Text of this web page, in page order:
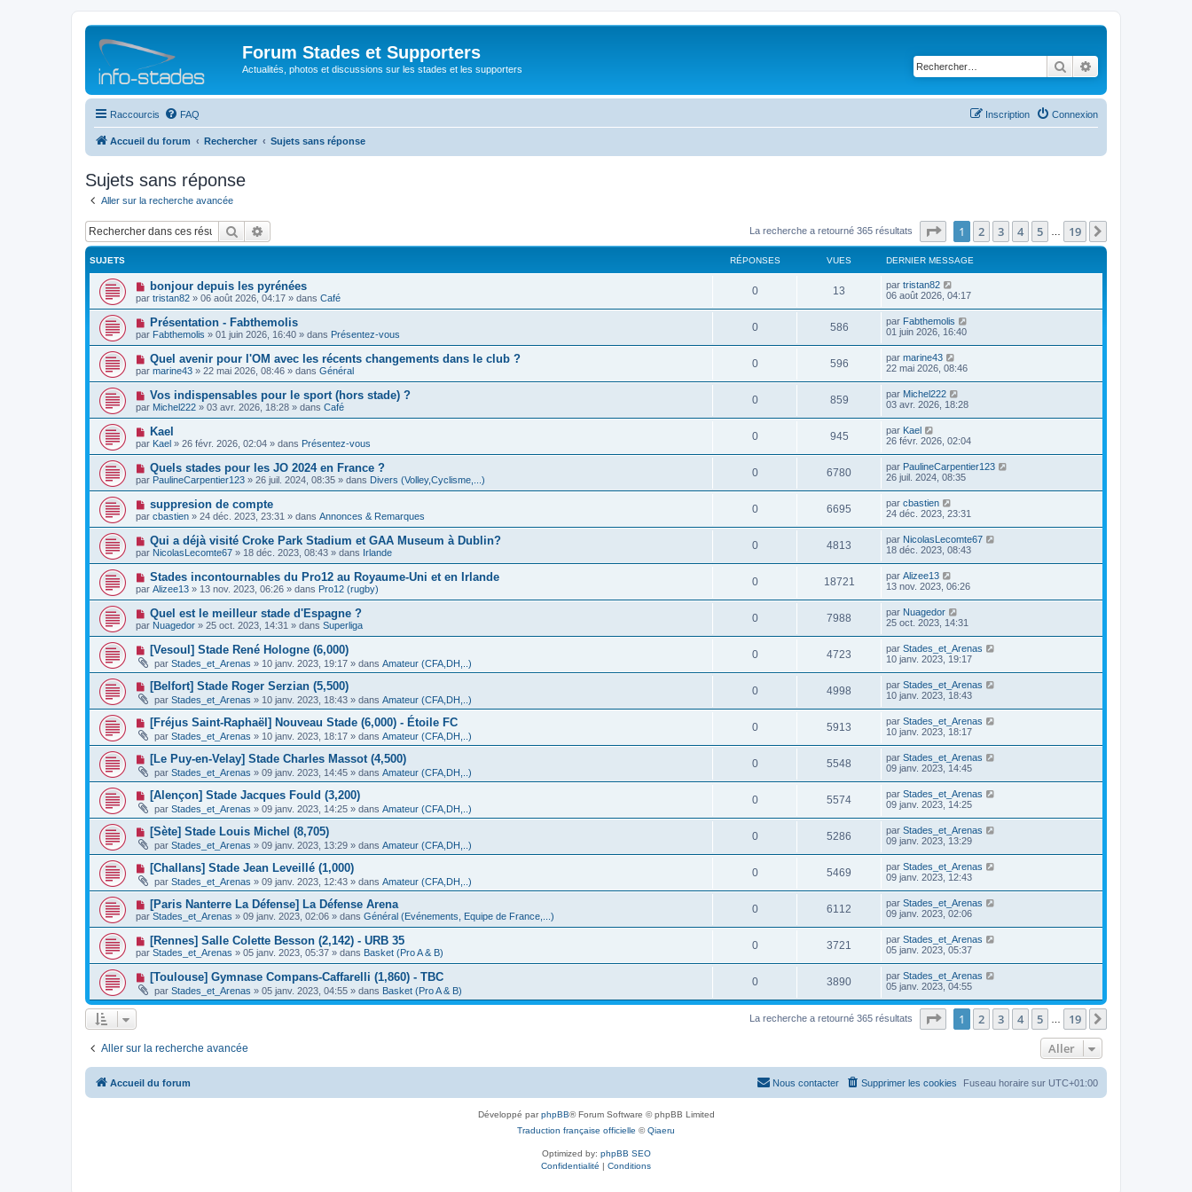
Forum Stades et Supporters
Actualités, photos et discussions sur les stades et les supporters Rechercher
Raccourcis FAQ Connexion
Inscription
Accueil du forum Rechercher Sujets sans réponse
Sujets sans réponse
Aller sur la recherche avancée
Rechercher La recherche a retourné 365 résultats Page sur19
1 2 3 4 5 19
SUJETS RÉPONSES VUES DERNIER MESSAGE
N
o
u
v
e
a
u
m
e
s
s
g
e
bonjour depuis les pyrénées
par tristan82 » 06 août 2026, 04:17 » dans Café
0 13 par tristan82
06 août 2026, 04:17
N
o
u
e
a
u
m
e
s
s
a
g
e
Présentation - Fabthemolis
par Fabthemolis » 01 juin 2026, 16:40 » dans Présentez-vous
0 586 par Fabthemolis
01 juin 2026, 16:40
N
o
u
v
a
u
m
e
s
s
a
g
e
Quel avenir pour l'OM avec les récents changements dans le club ?
par marine43 » 22 mai 2026, 08:46 » dans Général
0 596 par marine43
22 mai 2026, 08:46
N
o
u
v
e
a
u
m
e
s
a
g
e
Vos indispensables pour le sport (hors stade) ?
par Michel222 » 03 avr. 2026, 18:28 » dans Café
0 859 par Michel222
03 avr. 2026, 18:28
N
o
u
e
a
u
m
e
s
s
a
g
e
Kael
par Kael » 26 févr. 2026, 02:04 » dans Présentez-vous
0 945 par Kael
26 févr. 2026, 02:04
N
o
u
e
a
u
m
e
s
s
a
g
e
Quels stades pour les JO 2024 en France ?
par PaulineCarpentier123 » 26 juil. 2024, 08:35 » dans Divers (Volley,Cyclisme,...)
0 6780 par PaulineCarpentier123
26 juil. 2024, 08:35
N
o
u
e
a
u
m
e
s
s
a
g
e
suppresion de compte
par cbastien » 24 déc. 2023, 23:31 » dans Annonces & Remarques
0 6695 par cbastien
24 déc. 2023, 23:31
N
o
u
v
e
a
u
m
e
s
s
a
g
e
Qui a déjà visité Croke Park Stadium et GAA Museum à Dublin?
par NicolasLecomte67 » 18 déc. 2023, 08:43 » dans Irlande
0 4813 par NicolasLecomte67
18 déc. 2023, 08:43
N
o
u
e
a
u
m
e
s
s
a
g
e
Stades incontournables du Pro12 au Royaume-Uni et en Irlande
par Alizee13 » 13 nov. 2023, 06:26 » dans Pro12 (rugby)
0 18721 par Alizee13
13 nov. 2023, 06:26
N
o
u
v
a
u
m
e
s
s
a
g
e
Quel est le meilleur stade d'Espagne ?
par Nuagedor » 25 oct. 2023, 14:31 » dans Superliga
0 7988 par Nuagedor
25 oct. 2023, 14:31
N
o
u
v
a
u
m
e
s
s
a
g
e
[Vesoul] Stade René Hologne (6,000)
par Stades_et_Arenas » 10 janv. 2023, 19:17 » dans Amateur (CFA,DH,..)
0 4723 par Stades_et_Arenas
10 janv. 2023, 19:17
N
o
u
v
a
u
m
e
s
s
a
g
e
[Belfort] Stade Roger Serzian (5,500)
par Stades_et_Arenas » 10 janv. 2023, 18:43 » dans Amateur (CFA,DH,..)
0 4998 par Stades_et_Arenas
10 janv. 2023, 18:43
N
o
u
v
a
u
m
e
s
s
a
g
e
[Fréjus Saint-Raphaël] Nouveau Stade (6,000) - Étoile FC
par Stades_et_Arenas » 10 janv. 2023, 18:17 » dans Amateur (CFA,DH,..)
0 5913 par Stades_et_Arenas
10 janv. 2023, 18:17
N
o
u
v
a
u
m
e
s
s
a
g
e
[Le Puy-en-Velay] Stade Charles Massot (4,500)
par Stades_et_Arenas » 09 janv. 2023, 14:45 » dans Amateur (CFA,DH,..)
0 5548 par Stades_et_Arenas
09 janv. 2023, 14:45
N
o
u
v
a
u
m
e
s
s
a
g
e
[Alençon] Stade Jacques Fould (3,200)
par Stades_et_Arenas » 09 janv. 2023, 14:25 » dans Amateur (CFA,DH,..)
0 5574 par Stades_et_Arenas
09 janv. 2023, 14:25
N
o
u
v
a
u
m
e
s
s
a
g
e
[Sète] Stade Louis Michel (8,705)
par Stades_et_Arenas » 09 janv. 2023, 13:29 » dans Amateur (CFA,DH,..)
0 5286 par Stades_et_Arenas
09 janv. 2023, 13:29
N
o
u
v
a
u
m
e
s
s
a
g
e
[Challans] Stade Jean Leveillé (1,000)
par Stades_et_Arenas » 09 janv. 2023, 12:43 » dans Amateur (CFA,DH,..)
0 5469 par Stades_et_Arenas
09 janv. 2023, 12:43
N
o
u
v
a
u
m
e
s
s
[Paris Nanterre La Défense] La Défense Arena
par Stades_et_Arenas » 09 janv. 2023, 02:06 » dans Général (Evénements, Equipe de France,...)
0 6112 par Stades_et_Arenas
09 janv. 2023, 02:06
N
o
u
v
a
u
s
a
g
[Rennes] Salle Colette Besson (2,142) - URB 35
par Stades_et_Arenas » 05 janv. 2023, 05:37 » dans Basket (Pro A & B)
0 3721 par Stades_et_Arenas
05 janv. 2023, 05:37
N
o
u
v
m
s
s
[Toulouse] Gymnase Compans-Caffarelli (1,860) - TBC
par Stades_et_Arenas » 05 janv. 2023, 04:55 » dans Basket (Pro A & B)
0 3890 par Stades_et_Arenas
05 janv. 2023, 04:55
La recherche a retourné 365 résultats Page sur19
1 2 3 4 5 19
Aller sur la recherche avancée Aller
Accueil du forum Fuseau horaire sur UTC+01:00
Supprimer les cookies
Nous contacter
Développé parphpBB® Forum Software © phpBB Limited
Traduction française officielle ©Qiaeru
Optimized by: phpBB SEO
Confidentialité | Conditions